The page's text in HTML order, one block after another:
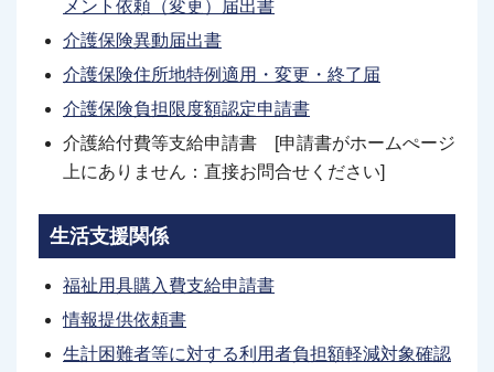
メント依頼（変更）届出書
介護保険異動届出書
介護保険住所地特例適用・変更・終了届
介護保険負担限度額認定申請書
介護給付費等支給申請書 [申請書がホームぺージ
上にありません：直接お問合せください]
生活支援関係
福祉用具購入費支給申請書
情報提供依頼書
生計困難者等に対する利用者負担額軽減対象確認